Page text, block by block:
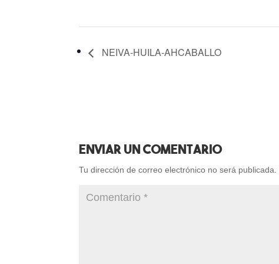
NEIVA-HUILA-AHCABALLO
Enviar Un Comentario
Tu dirección de correo electrónico no será publicada.